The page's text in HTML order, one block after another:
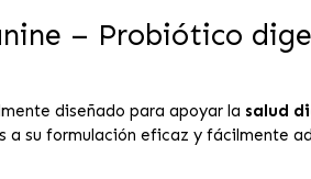
– Probiótico
diseñado para apoyar la salud
su formulación eficaz y fácilmente